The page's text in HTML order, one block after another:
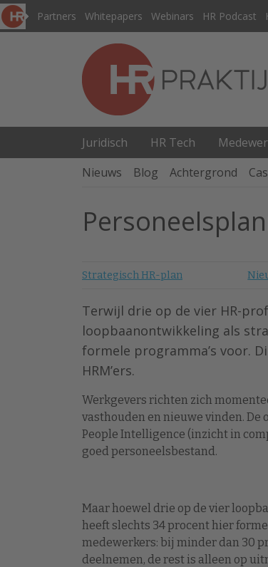
Partners Whitepapers Webinars HR Podcast
Juridisch HR Tech
Nieuws
Blog Achtergrond
Strategisch HR-plan
Terwijl drie op de vier HR-
loopbaanontwikkeling als
formele programma’s voor.
HRM’ers.
Werkgevers richten zich
vasthouden en nieuwe vinden. De
People Intelligence (inzicht in
goed personeelsbestand.
Maar hoewel drie op de vier
heeft slechts 34 procent hier
medewerkers: bij minder dan 30
deelnemen, de rest is alleen op